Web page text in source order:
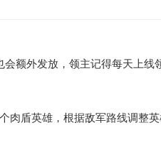
额外发放，领主记得每天上线
盾英雄，根据敌军路线调整